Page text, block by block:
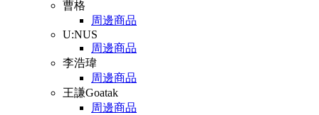
曹格
周邊商品
U:NUS
周邊商品
李浩瑋
周邊商品
王謙Goatak
周邊商品